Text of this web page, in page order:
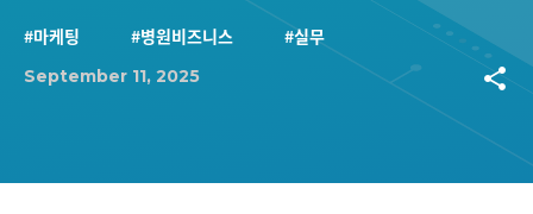
#마케팅 #병원비즈니스 #실무
September 11, 2025 share